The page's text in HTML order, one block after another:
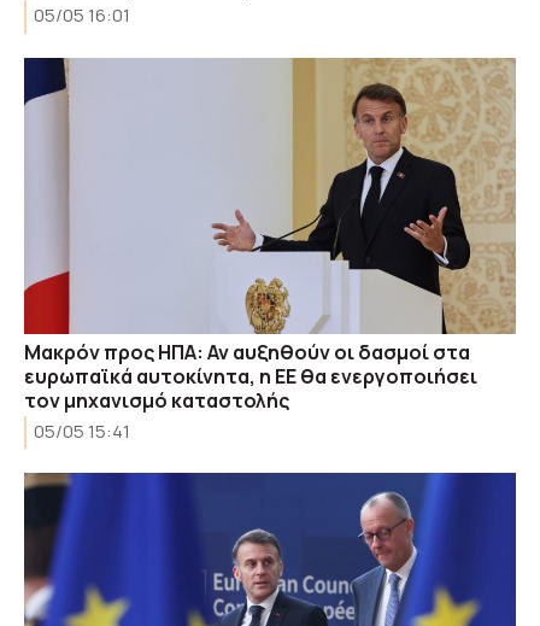
05/05 16:01
Μακρόν προς ΗΠΑ: Αν αυξηθούν οι δασμοί στα
ευρωπαϊκά αυτοκίνητα, η ΕΕ θα ενεργοποιήσει
τον μηχανισμό καταστολής
05/05 15:41